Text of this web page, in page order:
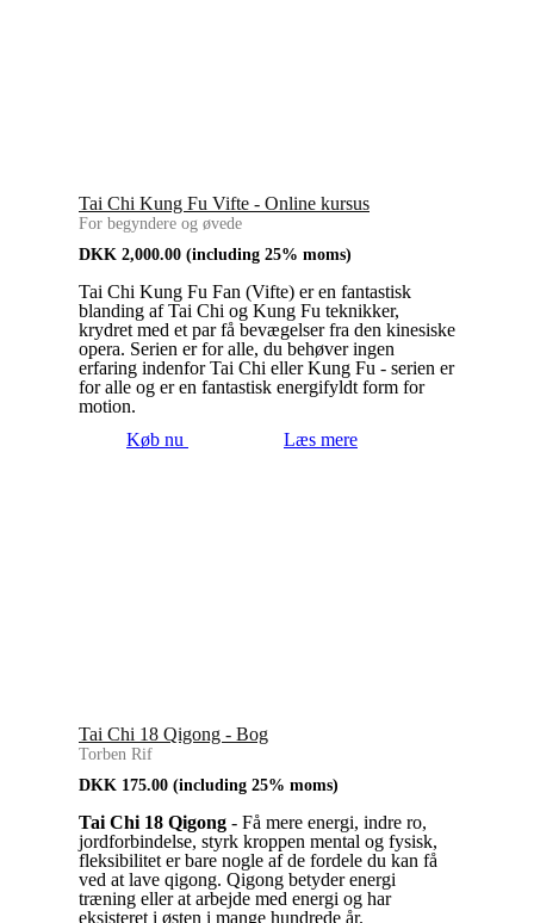
Tai Chi Kung Fu Vifte - Online kursus
For begyndere og øvede
DKK 2,000.00 (including 25% moms)
Tai Chi Kung Fu Fan (Vifte) er en fantastisk
blanding af Tai Chi og Kung Fu teknikker,
krydret med et par få bevægelser fra den kinesiske
opera. Serien er for alle, du behøver ingen
erfaring indenfor Tai Chi eller Kung Fu - serien er
for alle og er en fantastisk energifyldt form for
motion.
Køb nu
Læs mere
Tai Chi 18 Qigong - Bog
Torben Rif
DKK 175.00 (including 25% moms)
Tai Chi 18 Qigong - Få mere energi, indre ro,
jordforbindelse, styrk kroppen mental og fysisk,
fleksibilitet er bare nogle af de fordele du kan få
ved at lave qigong. Qigong betyder energi
træning eller at arbejde med energi og har
eksisteret i østen i mange hundrede år.